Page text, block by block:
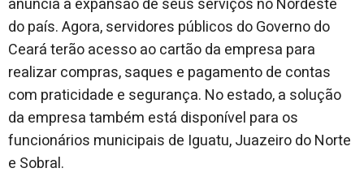
anuncia a expansão de seus serviços no Nordeste
do país. Agora, servidores públicos do Governo do
Ceará terão acesso ao cartão da empresa para
realizar compras, saques e pagamento de contas
com praticidade e segurança. No estado, a solução
da empresa também está disponível para os
funcionários municipais de Iguatu, Juazeiro do Norte
e Sobral.